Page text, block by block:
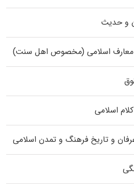
و حدیث
معارف اسلامی (مخصوص اهل سنت)
اسلامی
و تاریخ فرهنگ و تمدن اسلامی